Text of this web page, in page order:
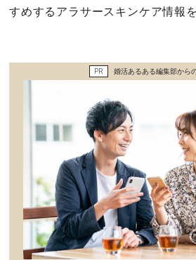
心の処方箋
カルチャー・トレンド・芸能
驚き
すめするアラサースキンケア情報
PR 婚活あるある編集部から